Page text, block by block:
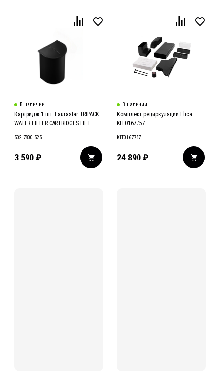
В наличии
Картридж 1 шт. Laurastar TRIPACK
WATER FILTER CARTRIDGES LIFT
502.7800.525
3 590₽
В наличии
Комплект рециркуляции Elica
KIT0167757
KIT0167757
24 890 ₽